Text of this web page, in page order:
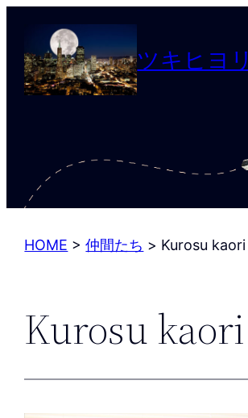
ツキヒヨリ
HOME >仲間たち > Kurosu kaori
Kurosu kaori